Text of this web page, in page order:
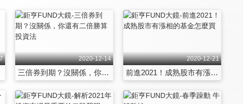
2020-12-14
三倍券到期？沒關係，你還有二倍勝算投資法
2020-12-21
前進2021！成熟股市有漲相的基金怎麼買